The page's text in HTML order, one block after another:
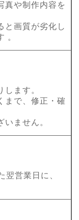
真や制作内容を
と画質が劣化し
。
ます。
まで、修正・確
ません。
翌営業日に、